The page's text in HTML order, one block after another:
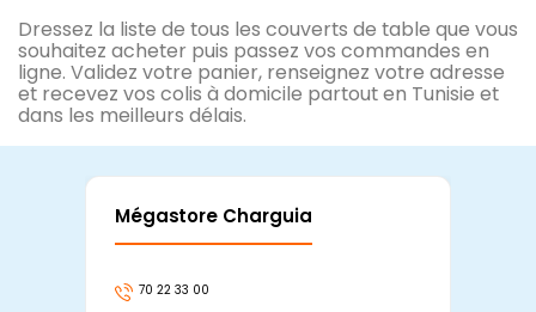
Dressez la liste de tous les couverts de table que vous
souhaitez acheter puis passez vos commandes en
ligne. Validez votre panier, renseignez votre adresse
et recevez vos colis à domicile partout en Tunisie et
dans les meilleurs délais.
Mégastore Charguia
70 22 33 00